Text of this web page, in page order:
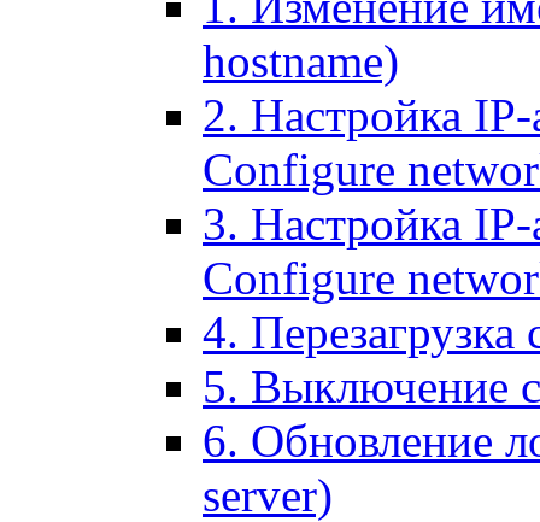
hostname)
2. Настройка IP-
Configure
3. Настройка
Configure
4. Перезагрузка
5. Выключение
6. Обновление
server)